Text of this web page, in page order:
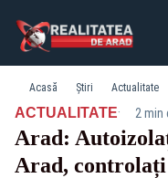
Acasă Știri Actualitate
ACTUALITATE· 2 min
Arad:
Arad,